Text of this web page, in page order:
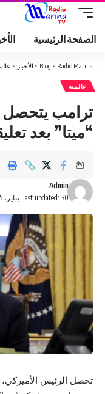
الصفحة الرئيسية
Radio Marina
>
Blog
> الأخبار >
عالمية
ترامب
“ميتا” بعد
Last updated: 30 يناير، 2025 9:09 م
Admin
تحصل الرئيس الأميركي،